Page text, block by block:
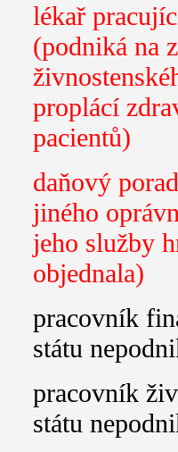
lékař
(podniká na
proplácí
pacientů)
daňový
jiného
jeho služby
objednala)
pracovník
státu
pracovník
státu